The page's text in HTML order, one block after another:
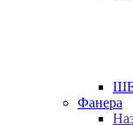
Фанера